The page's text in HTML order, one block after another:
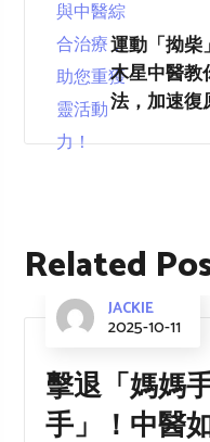
運動「拗柴
木星中醫教
法，加速復
Related
JACKIE
2025-10-11
擊退「媽媽
手」！中醫